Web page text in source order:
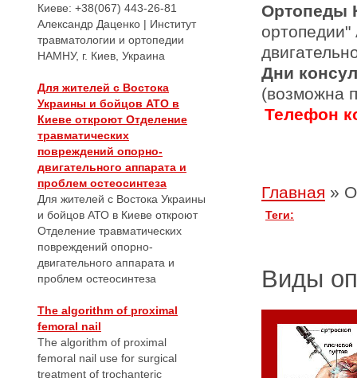
Киеве: +38(067) 443-26-81
Александр Даценко | Институт
травматологии и ортопедии
НАМНУ, г. Киев, Украина
Для жителей с Востока
Украины и бойцов АТО в
Киеве откроют Отделение
травматических
повреждений опорно-
двигательного аппарата и
проблем остеосинтеза
Для жителей с Востока Украины
и бойцов АТО в Киеве откроют
Отделение травматических
повреждений опорно-
двигательного аппарата и
проблем остеосинтеза
The algorithm of proximal
femoral nail
The algorithm of proximal
femoral nail use for surgical
treatment of trochanteric
Ортопеды
Дни
(возможна
Телефон
Главная »
Теги:
Виды